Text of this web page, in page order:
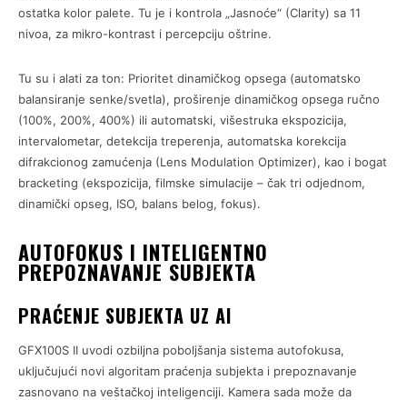
ostatka kolor palete. Tu je i kontrola „Jasnoće“ (Clarity) sa 11
nivoa, za mikro-kontrast i percepciju oštrine.
Tu su i alati za ton: Prioritet dinamičkog opsega (automatsko
balansiranje senke/svetla), proširenje dinamičkog opsega ručno
(100%, 200%, 400%) ili automatski, višestruka ekspozicija,
intervalometar, detekcija treperenja, automatska korekcija
difrakcionog zamućenja (Lens Modulation Optimizer), kao i bogat
bracketing (ekspozicija, filmske simulacije – čak tri odjednom,
dinamički opseg, ISO, balans belog, fokus).
AUTOFOKUS I INTELIGENTNO
PREPOZNAVANJE SUBJEKTA
PRAĆENJE SUBJEKTA UZ AI
GFX100S II uvodi ozbiljna poboljšanja sistema autofokusa,
uključujući novi algoritam praćenja subjekta i prepoznavanje
zasnovano na veštačkoj inteligenciji. Kamera sada može da